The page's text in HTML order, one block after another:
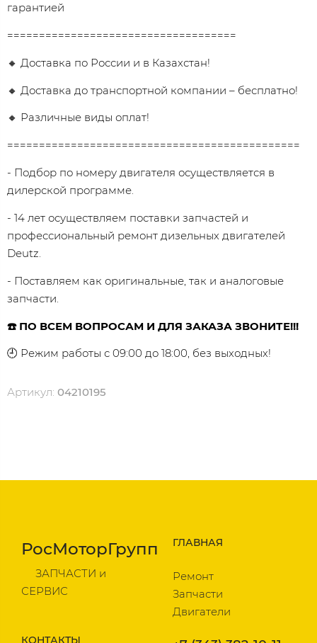
гарантией
====================================
🔸 Доставка по России и в Казахстан!
🔸 Доставка до транспортной компании – бесплатно!
🔸 Различные виды оплат!
==============================================
- Подбор по номеру двигателя осуществляется в
дилерской программе.
- 14 лет осуществляем поставки запчастей и
профессиональный ремонт дизельных двигателей
Dеutz.
- Поставляем как оригинальные, так и аналоговые
запчасти.
☎️ ПО ВСЕМ ВОПРОСАМ И ДЛЯ ЗАКАЗА ЗВОНИТЕ!!!
🕘 Режим работы с 09:00 до 18:00, без выходных!
Артикул: 04210195
РосМоторГрупп
ЗАПЧАСТИ и
СЕРВИС
ГЛАВНАЯ
Ремонт
Запчасти
Двигатели